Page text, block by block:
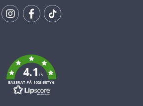
4.1/5
BASERAT PÅ 1025 BETYG